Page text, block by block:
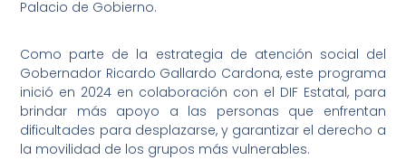
Palacio de Gobierno.
Como parte de la estrategia de atención social del
Gobernador Ricardo Gallardo Cardona, este programa
inició en 2024 en colaboración con el DIF Estatal, para
brindar más apoyo a las personas que enfrentan
dificultades para desplazarse, y garantizar el derecho a
la movilidad de los grupos más vulnerables.